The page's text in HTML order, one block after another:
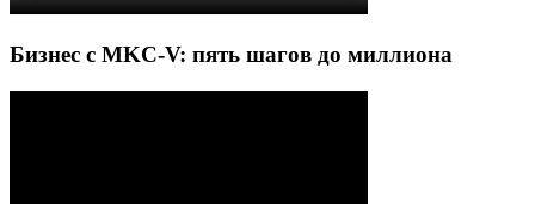
Бизнес с MKC-V: пять шагов до миллиона